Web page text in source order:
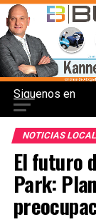
Siguenos en
NOTICIAS
El futuro
Park: